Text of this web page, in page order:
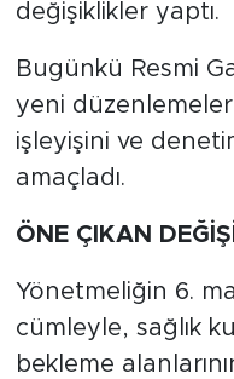
değişiklikler yaptı.
Bugünkü Resmi
yeni
işleyişini ve
amaçladı.
ÖNE ÇIKAN
Yönetmeliğin 6.
cümleyle, sağlık
bekleme